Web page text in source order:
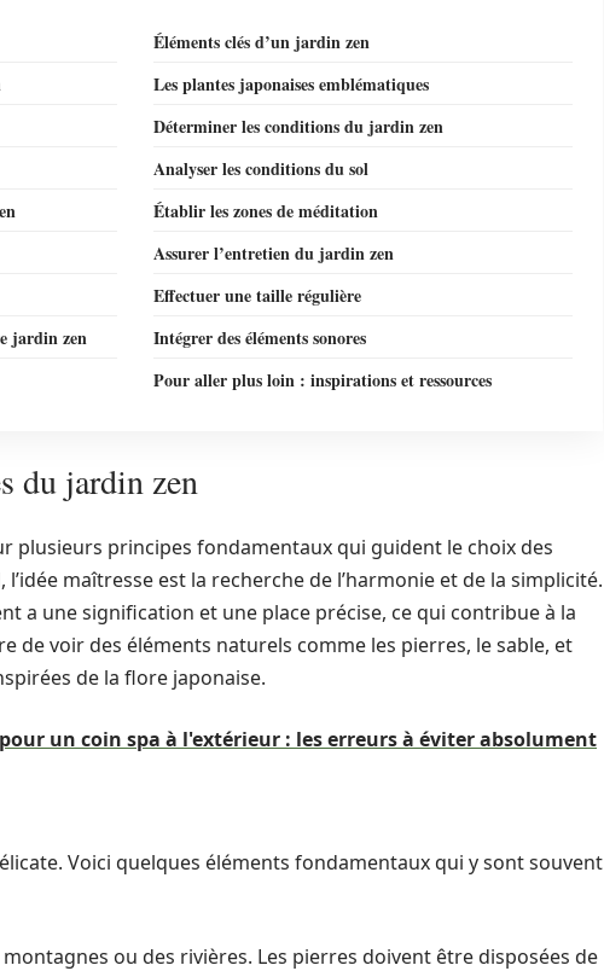
Éléments clés d’un jardin zen
Les plantes japonaises emblématiques
Déterminer les conditions du jardin zen
Analyser les conditions du sol
Établir les zones de méditation
Assurer l’entretien du jardin zen
Effectuer une taille régulière
jardin zen
Intégrer des éléments sonores
Pour aller plus loin : inspirations et ressources
du jardin zen
plusieurs principes fondamentaux qui guident le choix des
maîtresse est la recherche de l’harmonie et de la simplicité.
a une signification et une place précise, ce qui contribue à la
de voir des éléments naturels comme les pierres, le sable, et
de la flore japonaise.
un coin spa à l'extérieur : les erreurs à éviter absolument
Voici quelques éléments fondamentaux qui y sont souvent
ou des rivières. Les pierres doivent être disposées de